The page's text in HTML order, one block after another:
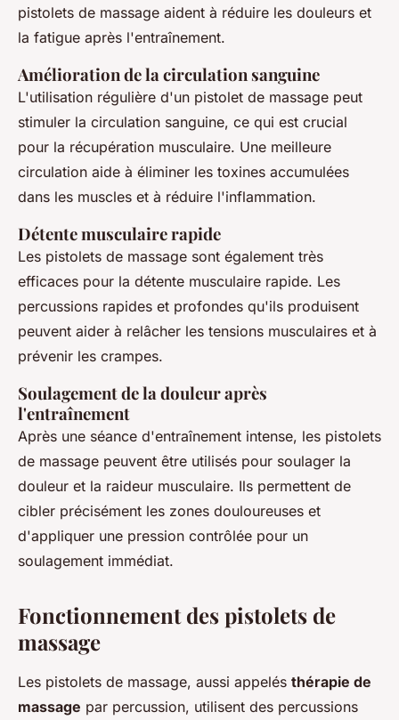
pistolets de massage aident à réduire les douleurs et
la fatigue après l'entraînement.
Amélioration de la circulation sanguine
L'utilisation régulière d'un pistolet de massage peut
stimuler la circulation sanguine, ce qui est crucial
pour la récupération musculaire. Une meilleure
circulation aide à éliminer les toxines accumulées
dans les muscles et à réduire l'inflammation.
Détente musculaire rapide
Les pistolets de massage sont également très
efficaces pour la détente musculaire rapide. Les
percussions rapides et profondes qu'ils produisent
peuvent aider à relâcher les tensions musculaires et à
prévenir les crampes.
Soulagement de la douleur après
l'entraînement
Après une séance d'entraînement intense, les pistolets
de massage peuvent être utilisés pour soulager la
douleur et la raideur musculaire. Ils permettent de
cibler précisément les zones douloureuses et
d'appliquer une pression contrôlée pour un
soulagement immédiat.
Fonctionnement des pistolets de
massage
Les pistolets de massage, aussi appelés thérapie de
massage par percussion, utilisent des percussions